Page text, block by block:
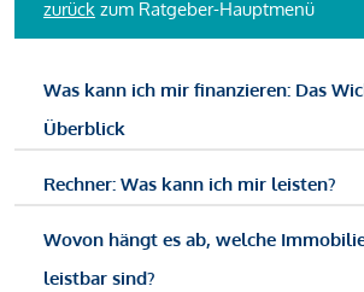
zurück zum Ratgeber-Hauptmenü
Was kann ich mir finanzieren: Das
Überblick
Rechner: Was kann ich mir leisten?
Wovon hängt es ab, welche
leistbar sind?